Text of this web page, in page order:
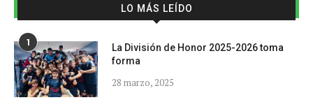
LO MÁS LEÍDO
1
La División de Honor 2025-2026 toma
forma
28 marzo, 2025